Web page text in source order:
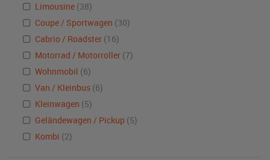
Limousine (38)
Coupe / Sportwagen (30)
Cabrio / Roadster (16)
Motorrad / Motorroller (7)
Wohnmobil (6)
Van / Kleinbus (6)
Kleinwagen (5)
Geländewagen / Pickup (5)
Kombi (2)